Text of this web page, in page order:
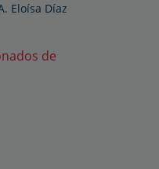
Eloísa Díaz
de